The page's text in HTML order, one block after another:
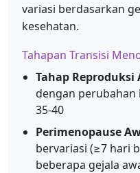
variasi berdasarkan
kesehatan.
Tahapan Transisi
Tahap Reproduksi
dengan perubahan
35-40
Perimenopause
bervariasi (≥7 hari
beberapa gejala